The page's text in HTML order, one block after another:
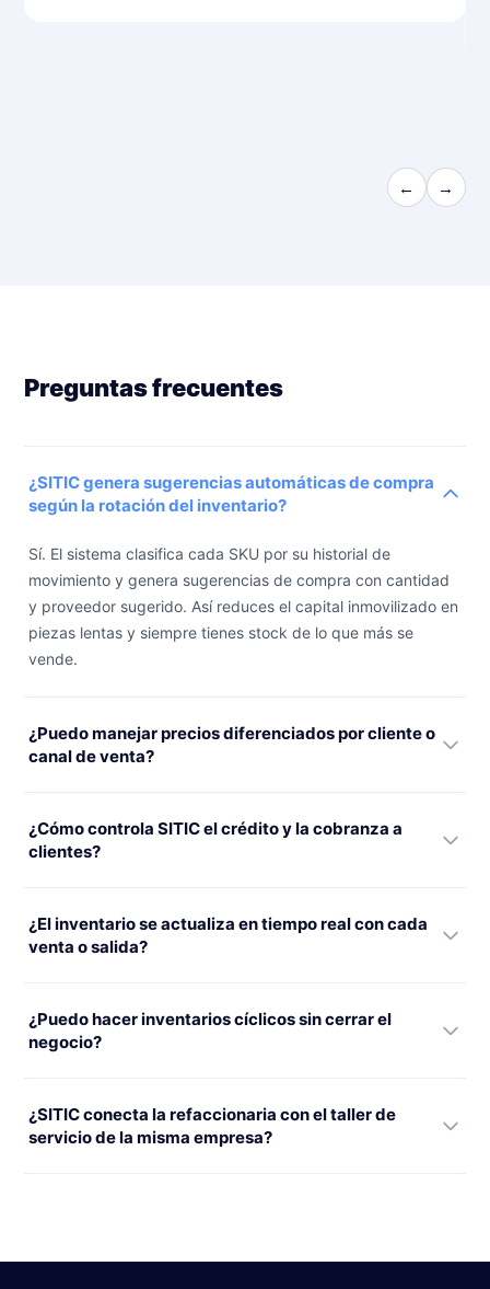
← →
Preguntas frecuentes
¿SITIC genera sugerencias automáticas de compra
según la rotación del inventario?
Sí. El sistema clasifica cada SKU por su historial de
movimiento y genera sugerencias de compra con cantidad
y proveedor sugerido. Así reduces el capital inmovilizado en
piezas lentas y siempre tienes stock de lo que más se
vende.
¿Puedo manejar precios diferenciados por cliente o
canal de venta?
¿Cómo controla SITIC el crédito y la cobranza a
clientes?
¿El inventario se actualiza en tiempo real con cada
venta o salida?
¿Puedo hacer inventarios cíclicos sin cerrar el
negocio?
¿SITIC conecta la refaccionaria con el taller de
servicio de la misma empresa?